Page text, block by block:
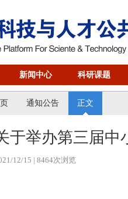
新闻中心 科研课题
通知公告 正文
于举办第三届中
12/15 | 8464次浏览